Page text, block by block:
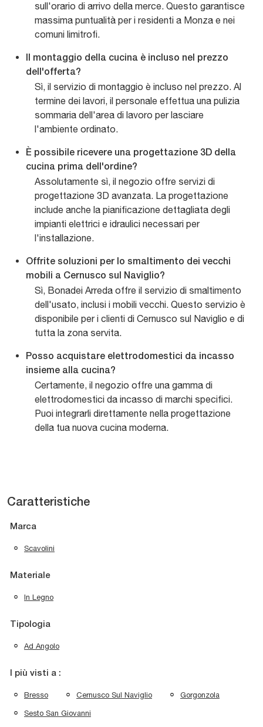
sull'orario di arrivo della merce. Questo garantisce
massima puntualità per i residenti a Monza e nei
comuni limitrofi.
Il montaggio della cucina è incluso nel prezzo
dell'offerta?
Sì, il servizio di montaggio è incluso nel prezzo. Al
termine dei lavori, il personale effettua una pulizia
sommaria dell'area di lavoro per lasciare
l'ambiente ordinato.
È possibile ricevere una progettazione 3D della
cucina prima dell'ordine?
Assolutamente sì, il negozio offre servizi di
progettazione 3D avanzata. La progettazione
include anche la pianificazione dettagliata degli
impianti elettrici e idraulici necessari per
l'installazione.
Offrite soluzioni per lo smaltimento dei vecchi
mobili a Cernusco sul Naviglio?
Sì, Bonadei Arreda offre il servizio di smaltimento
dell'usato, inclusi i mobili vecchi. Questo servizio è
disponibile per i clienti di Cernusco sul Naviglio e di
tutta la zona servita.
Posso acquistare elettrodomestici da incasso
insieme alla cucina?
Certamente, il negozio offre una gamma di
elettrodomestici da incasso di marchi specifici.
Puoi integrarli direttamente nella progettazione
della tua nuova cucina moderna.
Caratteristiche
Marca
Scavolini
Materiale
In Legno
Tipologia
Ad Angolo
I più visti a :
Bresso Cernusco Sul Naviglio Gorgonzola
Sesto San Giovanni